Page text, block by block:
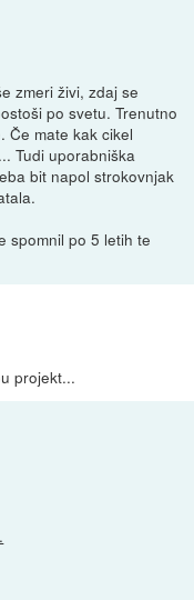
zmeri živi, zdaj se
po svetu. Trenutno
Če mate kak cikel
Tudi uporabniška
bit napol strokovnjak
spomnil po 5 letih te
projekt...